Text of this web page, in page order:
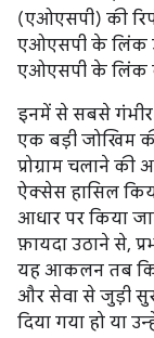
(एओएसपी) की
एओएसपी के लिंक
एओएसपी के लिंक
इनमें से सबसे गंभीर
एक बड़ी जोखिम
प्रोग्राम चलाने
ऐक्सेस हासिल
आधार पर किया
फ़ायदा उठाने से,
यह आकलन तब
और सेवा से जुड़ी
दिया गया हो या